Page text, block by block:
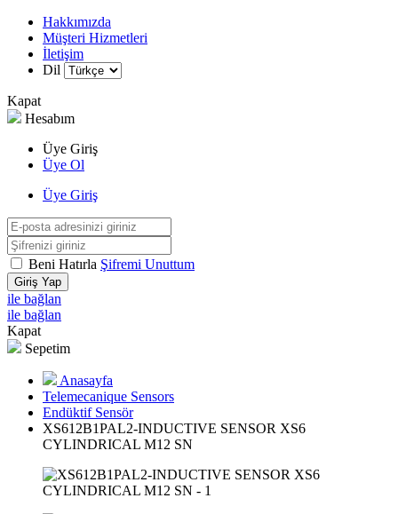
Hakkımızda
Müşteri Hizmetleri
İletişim
Dil
Kapat
Hesabım
Üye Giriş
Üye Ol
Üye Giriş
Beni Hatırla Şifremi Unuttum
Giriş Yap
ile bağlan
ile bağlan
Kapat
Sepetim
Anasayfa
Telemecanique Sensors
Endüktif Sensör
XS612B1PAL2-INDUCTIVE SENSOR XS6
CYLINDRICAL M12 SN